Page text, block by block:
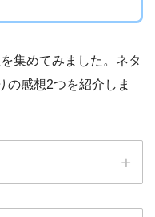
集めてみました。ネタ
の感想2つを紹介しま